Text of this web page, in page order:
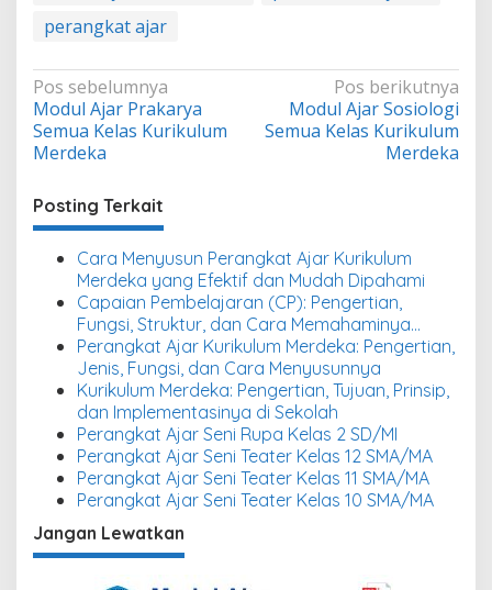
perangkat ajar
Navigasi
pos
Pos sebelumnya
Modul Ajar Prakarya
Semua Kelas Kurikulum
Merdeka
Pos berikutnya
Modul Ajar Sosiologi
Semua Kelas Kurikulum
Merdeka
Posting Terkait
Cara Menyusun Perangkat Ajar Kurikulum
Merdeka yang Efektif dan Mudah Dipahami
Capaian Pembelajaran (CP): Pengertian,
Fungsi, Struktur, dan Cara Memahaminya
dalam Kurikulum Merdeka
Perangkat Ajar Kurikulum Merdeka: Pengertian,
Jenis, Fungsi, dan Cara Menyusunnya
Kurikulum Merdeka: Pengertian, Tujuan, Prinsip,
dan Implementasinya di Sekolah
Perangkat Ajar Seni Rupa Kelas 2 SD/MI
Perangkat Ajar Seni Teater Kelas 12 SMA/MA
Perangkat Ajar Seni Teater Kelas 11 SMA/MA
Perangkat Ajar Seni Teater Kelas 10 SMA/MA
Jangan Lewatkan